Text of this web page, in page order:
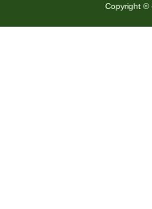
Copyright ©